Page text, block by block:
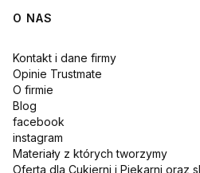
O NAS
Kontakt i dane firmy
Opinie Trustmate
O firmie
Blog
facebook
instagram
Materiały z których tworzymy
Oferta dla Cukierni i Piekarni oraz